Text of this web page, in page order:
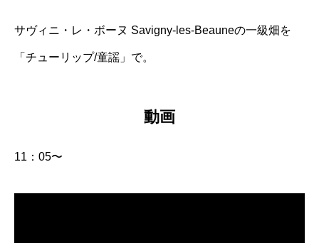
サヴィニ・レ・ボーヌ Savigny-les-Beauneの一級畑を
「チューリップ/童謡」で。
動画
11：05〜